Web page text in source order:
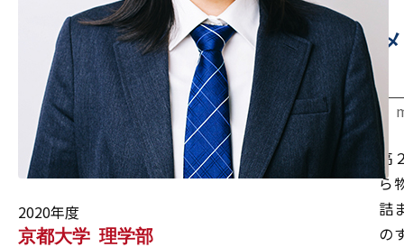
2020年度
京都大学 理学部
高
ら
詰
の